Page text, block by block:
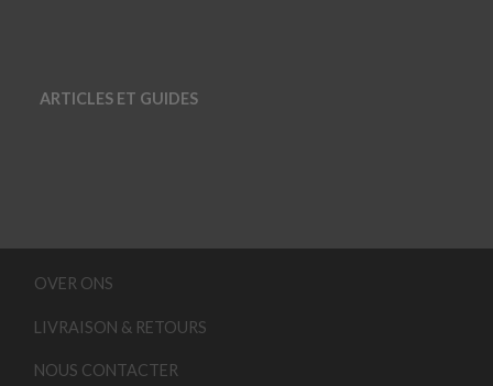
ARTICLES ET GUIDES
OVER ONS
LIVRAISON & RETOURS
NOUS CONTACTER